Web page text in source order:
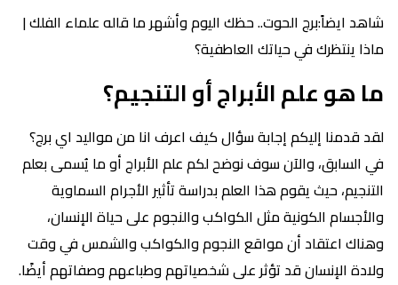
شاهد ايضاً:برج الحوت.. حظك اليوم وأشهر ما قاله علماء الفلك |
ماذا ينتظرك في حياتك العاطفية؟
ما هو علم الأبراج أو التنجيم؟
لقد قدمنا إليكم إجابة سؤال كيف اعرف انا من مواليد اي برج؟
في السابق، والآن سوف نوضح لكم علم الأبراج أو ما يُسمى بعلم
التنجيم، حيث يقوم هذا العلم بدراسة تأثير الأجرام السماوية
والأجسام الكونية مثل الكواكب والنجوم على حياة الإنسان،
وهناك اعتقاد أن مواقع النجوم والكواكب والشمس في وقت
ولادة الإنسان قد تؤثر على شخصياتهم وطباعهم وصفاتهم أيضًا.